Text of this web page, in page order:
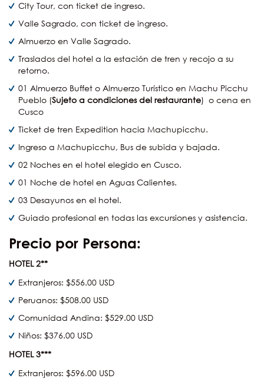
City Tour, con ticket de ingreso.
Valle Sagrado, con ticket de ingreso.
Almuerzo en Valle Sagrado.
Traslados del hotel a la estación de tren y recojo a su
retorno.
01 Almuerzo Buffet o Almuerzo Turístico en Machu Picchu
Pueblo (Sujeto a condiciones del restaurante) o cena en
Cusco
Ticket de tren Expedition hacia Machupicchu.
Ingreso a Machupicchu, Bus de subida y bajada.
02 Noches en el hotel elegido en Cusco.
01 Noche de hotel en Aguas Calientes.
03 Desayunos en el hotel.
Guiado profesional en todas las excursiones y asistencia.
Precio por Persona:
HOTEL 2**
Extranjeros: $556.00 USD
Peruanos: $508.00 USD
Comunidad Andina: $529.00 USD
Niños: $376.00 USD
HOTEL 3***
Extranjeros: $596.00 USD